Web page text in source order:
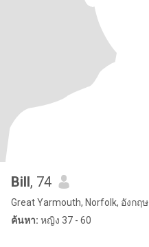
Bill, 74
Great Yarmouth, Norfolk, อังกฤษ
ค้นหา: หญิง 37 - 60